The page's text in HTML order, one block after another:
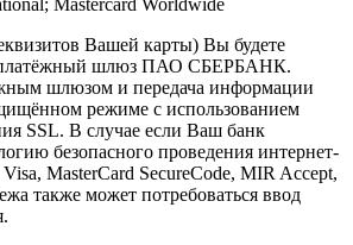
Вашей карты) Вы будете
платёжный шлюз ПАО СБЕРБАНК.
шлюзом и передача информации
режиме с использованием
SSL. В случае если Ваш банк
безопасного проведения интернет-
MasterCard SecureCode, MIR Accept,
также может потребоваться ввод